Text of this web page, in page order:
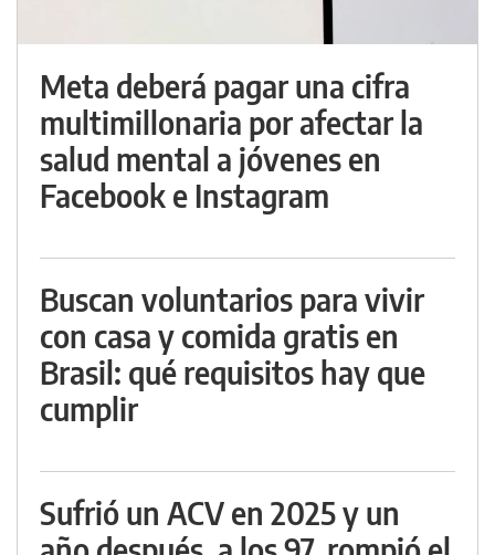
Meta deberá pagar una cifra
multimillonaria por afectar la
salud mental a jóvenes en
Facebook e Instagram
Buscan voluntarios para vivir
con casa y comida gratis en
Brasil: qué requisitos hay que
cumplir
Sufrió un ACV en 2025 y un